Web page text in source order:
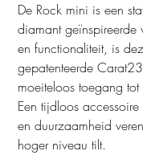
De Rock mini is een
diamant
en functionaliteit, is
gepatenteerde
moeiteloos toegang
Een tijdloos
en duurzaamheid
hoger niveau tilt.